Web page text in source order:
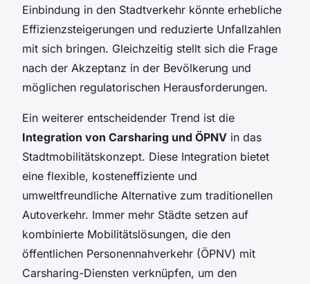
Einbindung in den Stadtverkehr könnte erhebliche
Effizienzsteigerungen und reduzierte Unfallzahlen
mit sich bringen. Gleichzeitig stellt sich die Frage
nach der Akzeptanz in der Bevölkerung und
möglichen regulatorischen Herausforderungen.
Ein weiterer entscheidender Trend ist die
Integration von Carsharing und ÖPNV in das
Stadtmobilitätskonzept. Diese Integration bietet
eine flexible, kosteneffiziente und
umweltfreundliche Alternative zum traditionellen
Autoverkehr. Immer mehr Städte setzen auf
kombinierte Mobilitätslösungen, die den
öffentlichen Personennahverkehr (ÖPNV) mit
Carsharing-Diensten verknüpfen, um den